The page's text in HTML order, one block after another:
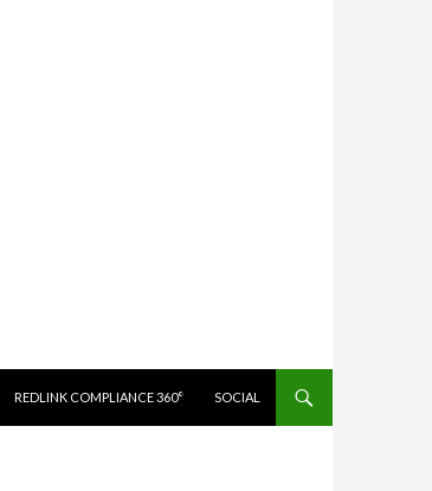
REDLINK COMPLIANCE 360° SOCIAL